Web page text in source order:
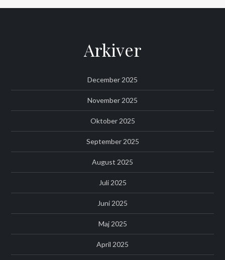
Arkiver
December 2025
November 2025
Oktober 2025
September 2025
August 2025
Juli 2025
Juni 2025
Maj 2025
April 2025